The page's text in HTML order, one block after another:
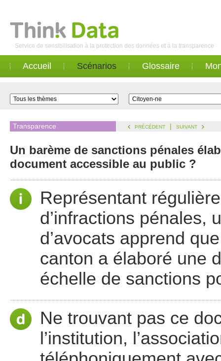
Service de sensibilisation à la protection des données et à la transparence
Accueil Scénarios Glossaire
Transparence PRÉCÉDENT | SUIVANT
Un barème de sanctions pénales
document accessible au public ?
Représentant
d’infractions pénales,
d’avocats apprend
canton a élaboré une
échelle de sanctions
Ne trouvant pas ce
l’institution,